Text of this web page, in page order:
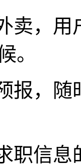
卖，
。
报，
职信